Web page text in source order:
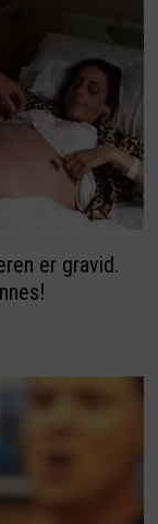
er gravid.